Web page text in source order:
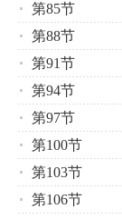
第85节
第88节
第91节
第94节
第97节
第100节
第103节
第106节